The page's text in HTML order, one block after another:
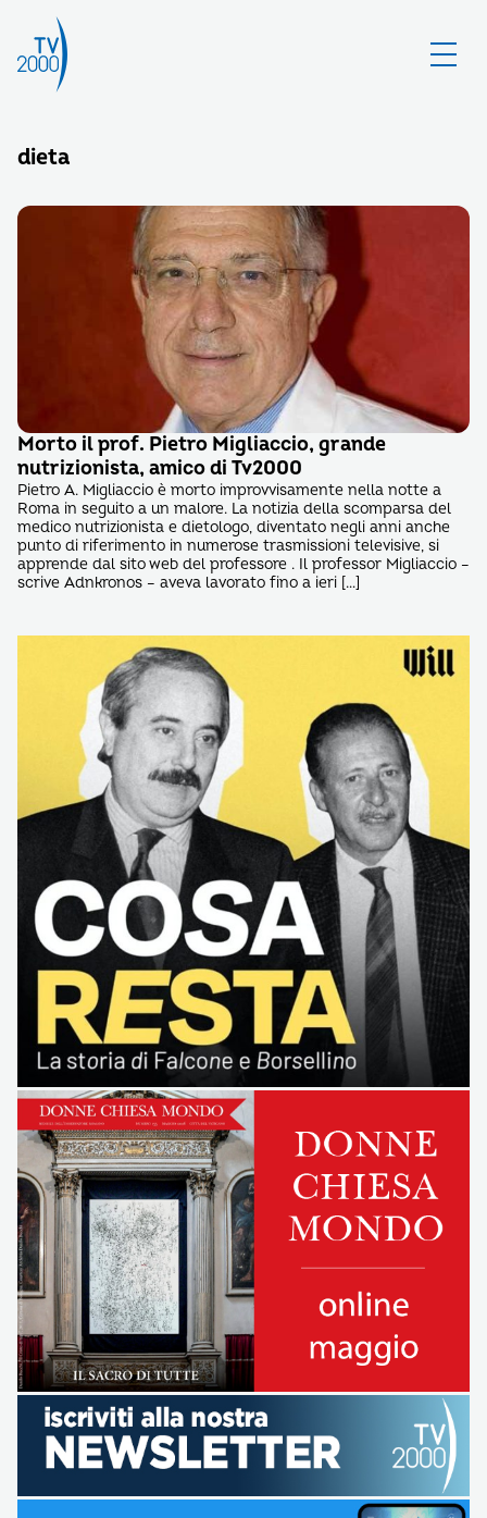
dieta
Morto il prof. Pietro Migliaccio, grande
nutrizionista, amico di Tv2000
Pietro A. Migliaccio è morto improvvisamente nella notte a
Roma in seguito a un malore. La notizia della scomparsa del
medico nutrizionista e dietologo, diventato negli anni anche
punto di riferimento in numerose trasmissioni televisive, si
apprende dal sito web del professore . Il professor Migliaccio –
scrive Adnkronos – aveva lavorato fino a ieri […]